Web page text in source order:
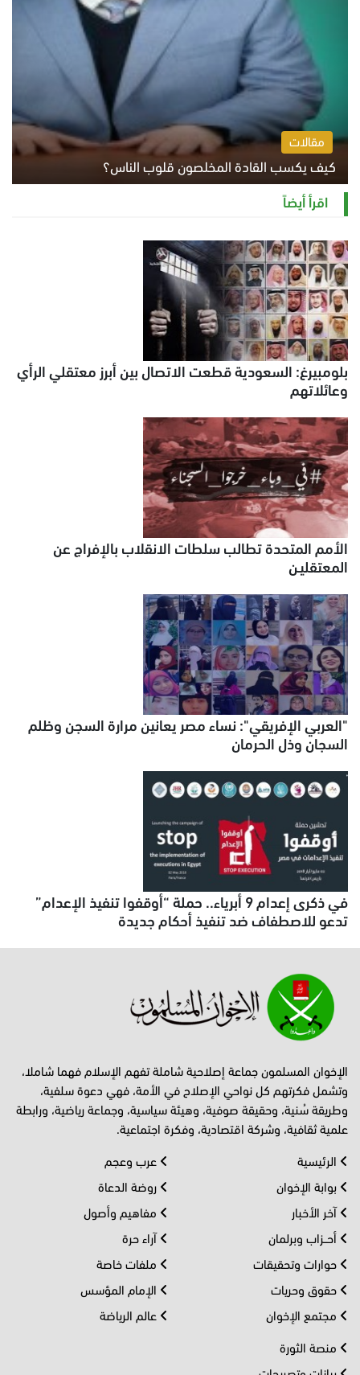
مقالات
كيف يكسب القادة المخلصون قلوب الناس؟
الثلاثاء 4 أغسطس 2026 12:27 م
اقرأ أيضاً
بلومبيرغ: السعودية قطعت الاتصال بين أبرز معتقلي الرأي
وعائلاتهم
الأمم المتحدة تطالب سلطات الانقلاب بالإفراج عن
المعتقليـن
"العربي الإفريقي": نساء مصر يعانين مرارة السجن وظلم
السجان وذل الحرمان
في ذكرى إعدام 9 أبرياء.. حملة “أوقفوا تنفيذ الإعدام”
تدعو للاصطفاف ضد تنفيذ أحكام جديدة
الإخوان المسلمون جماعة إصلاحية شاملة تفهم الإسلام فهما شاملا،
وتشمل فكرتهم كل نواحي الإصلاح في الأمة، فهي دعوة سلفية،
وطريقة سُنية، وحقيقة صوفية، وهيئة سياسية، وجماعة رياضية، ورابطة
علمية ثقافية، وشركة اقتصادية، وفكرة اجتماعية.
الرئيسية
بوابة الإخوان
آخر الأخبار
أحــزاب وبرلمان
حوارات وتحقيقات
حقوق وحريات
مجتمع الإخوان
عرب وعجم
روضة الدعاة
مفاهيم وأصول
آراء حرة
ملفات خاصة
الإمام المؤسس
عالم الرياضة
منصة الثورة